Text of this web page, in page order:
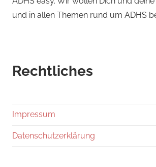
und in allen Themen rund um ADHS
Rechtliches
Impressum
Datenschutzerklärung